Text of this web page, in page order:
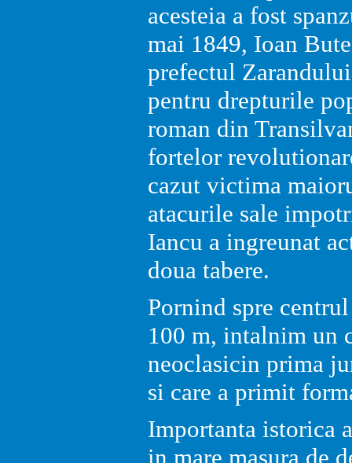
acesteia a fost
mai 1849, Ioan
prefectul
pentru drepturile
roman din
fortelor
cazut victima
atacurile sale
Iancu a ingreunat
doua tabere.
Pornind spre
100 m, intalnim un
neoclasicin prima
si care a primit
Importanta istorica
in mare masura de